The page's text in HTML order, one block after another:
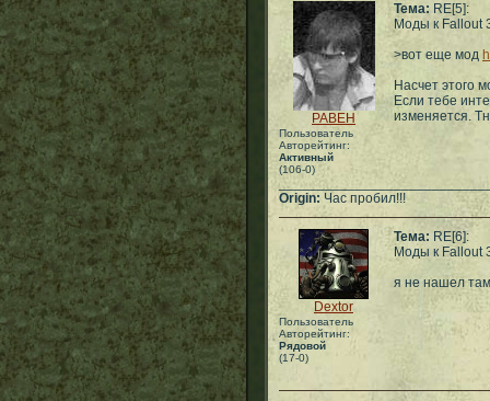
PABEH
Пользователь
Авторейтинг:
Активный
(106-0)
Тема: RE[5]:
Моды к Fallout
>вот еще мод
Насчет этого
Если тебе
изменяется.
Origin: Час пробил!!!
Dextor
Пользователь
Авторейтинг:
Рядовой
(17-0)
Тема: RE[6]:
Моды к Fallout
я не нашел